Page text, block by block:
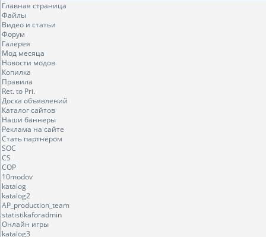
Главная страница
Файлы
Видео и статьи
Форум
Галерея
Мод месяца
Новости модов
Копилка
Правила
Ret. to Pri.
Доска объявлений
Каталог сайтов
Наши баннеры
Реклама на сайте
Стать партнёром
SOC
CS
COP
10modov
katalog
katalog2
AP_production_team
statistikaforadmin
Онлайн игры
katalog3